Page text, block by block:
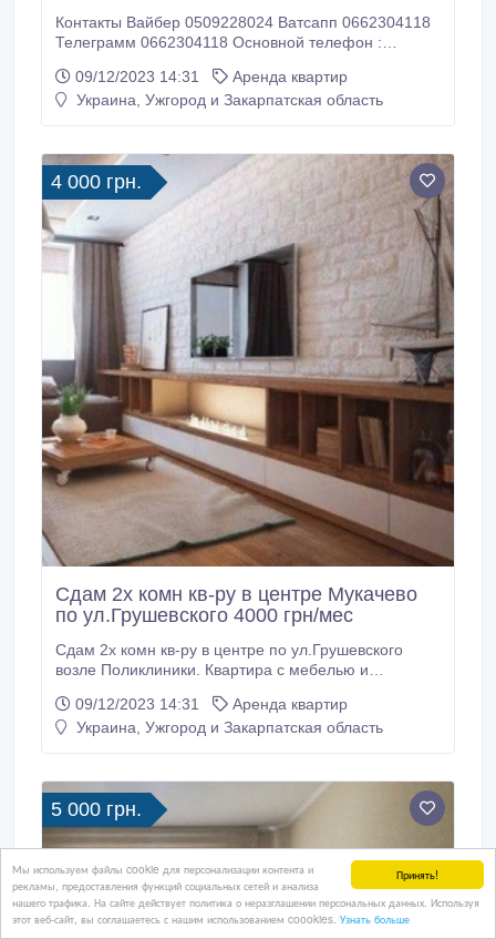
Принять!
Мы используем файлы cookie для персонализации контента и
рекламы, предоставления функций социальных сетей и анализа
нашего трафика. На сайте действует политика о неразглашении персональных данных. Используя
этот веб-сайт, вы соглашаетесь с нашим использованием coookies. Узнать больше
Контакты Вайбер 0509228024 Ватсапп 0662304118
Телеграмм 0662304118 Основной телефон :
Железнодорожный возле почты. Квартира с
мебелью и быт.техникой, светлая и уютная. Ремонт
отопление.
09/12/2023 14:31
Аренда квартир
Украина, Ужгород и Закарпатская область
4 000 грн.
Сдам 2х комн кв-ру в центре Мукачево
по ул.Грушевского 4000 грн/мес
Сдам 2х комн кв-ру в центре по ул.Грушевского
возле Поликлиники. Квартира с мебелью и
2019 году, водонакопительная система на 300
литров. Есть интернет, свое индивидуальное
людям.
09/12/2023 14:31
Аренда квартир
Украина, Ужгород и Закарпатская область
5 000 грн.